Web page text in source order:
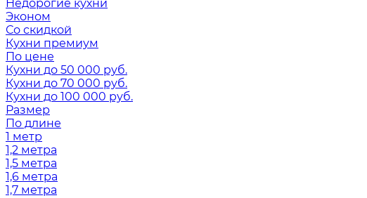
Недорогие кухни
Эконом
Со скидкой
Кухни премиум
По цене
Кухни до 50 000 руб.
Кухни до 70 000 руб.
Кухни до 100 000 руб.
Размер
По длине
1 метр
1,2 метра
1,5 метра
1,6 метра
1,7 метра